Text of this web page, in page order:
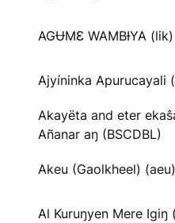
AGɄMƐ WAMBƗYA (lik)
Ajyíninka Apurucayali
Akayëta and eter
Añanar aŋ (BSCDBL)
Akeu (Gaolkheel) (aeu)
Al Kuruŋyen Mere Igiŋ